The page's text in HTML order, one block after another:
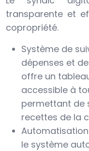
transparente et
copropriété.
Système de
dépenses et
offre un
accessible à
permettant de
recettes de la
le système